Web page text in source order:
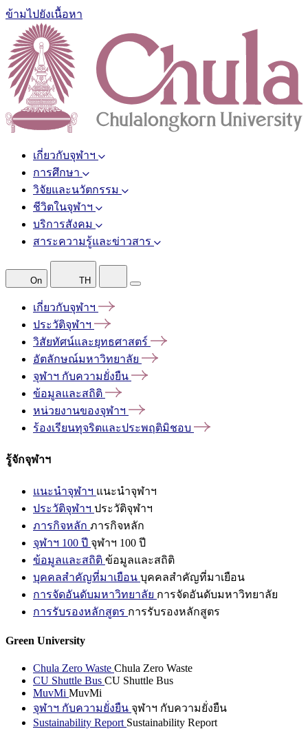
ข้ามไปยังเนื้อหา
เกี่ยวกับจุฬาฯ
การศึกษา
วิจัยและนวัตกรรม
ชีวิตในจุฬาฯ
บริการสังคม
สาระความรู้และข่าวสาร
On TH
เกี่ยวกับจุฬาฯ
ประวัติจุฬาฯ
วิสัยทัศน์และยุทธศาสตร์
อัตลักษณ์มหาวิทยาลัย
จุฬาฯ กับความยั่งยืน
ข้อมูลและสถิติ
หน่วยงานของจุฬาฯ
ร้องเรียนทุจริตและประพฤติมิชอบ
รู้จักจุฬาฯ
แนะนำจุฬาฯ แนะนำจุฬาฯ
ประวัติจุฬาฯ ประวัติจุฬาฯ
ภารกิจหลัก ภารกิจหลัก
จุฬาฯ 100 ปี จุฬาฯ 100 ปี
ข้อมูลและสถิติ ข้อมูลและสถิติ
บุคคลสำคัญที่มาเยือน บุคคลสำคัญที่มาเยือน
การจัดอันดับมหาวิทยาลัย การจัดอันดับมหาวิทยาลัย
การรับรองหลักสูตร การรับรองหลักสูตร
Green University
Chula Zero Waste Chula Zero Waste
CU Shuttle Bus CU Shuttle Bus
MuvMi MuvMi
จุฬาฯ กับความยั่งยืน จุฬาฯ กับความยั่งยืน
Sustainability Report Sustainability Report